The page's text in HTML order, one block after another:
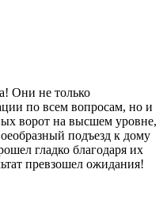
Они не только
по всем вопросам, но и
ворот на высшем уровне,
подъезд к дому
гладко благодаря их
превзошел ожидания!